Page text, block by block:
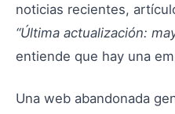
noticias recientes,
“Última actualización:
entiende que hay una
Una web abandonada